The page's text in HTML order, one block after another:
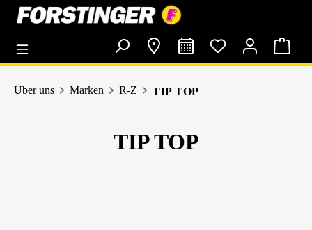
springen
Über uns Marken R-Z TIP TOP
TIP TOP